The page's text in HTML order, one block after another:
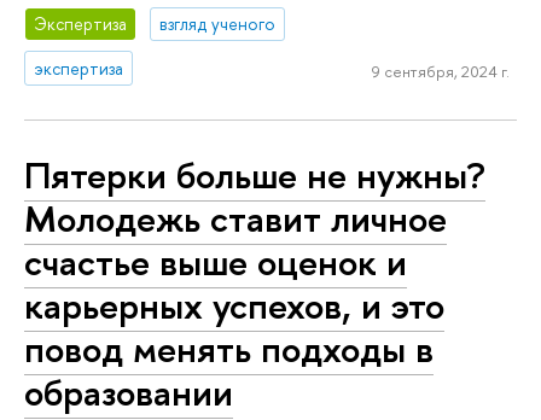
Экспертиза
взгляд ученого
экспертиза
9 сентября, 2024 г.
Пятерки больше не нужны?
Молодежь ставит личное
счастье выше оценок и
карьерных успехов, и это
повод менять подходы в
образовании